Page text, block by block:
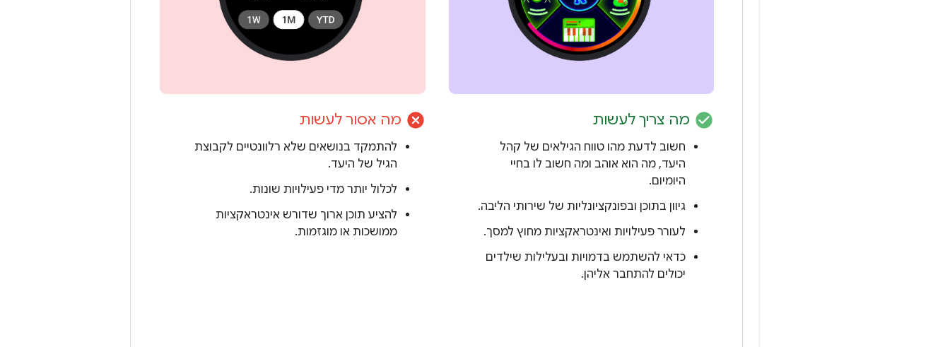
check_circle מה צריך לעשות
חשוב לדעת מהו טווח הגילאים של קהל
היעד, מה הוא אוהב ומה חשוב לו בחיי
היומיום.
גיוון בתוכן ובפונקציונליות של שירותי הליבה.
לעורר פעילויות ואינטראקציות מחוץ למסך.
כדאי להשתמש בדמויות ובעלילות שילדים
יכולים להתחבר אליהן.
cancel מה אסור לעשות
להתמקד בנושאים שלא רלוונטיים לקבוצת
הגיל של היעד.
לכלול יותר מדי פעילויות שונות.
להציע תוכן ארוך שדורש אינטראקציות
ממושכות או מוגזמות.